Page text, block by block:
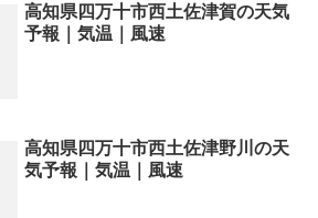
高知県四万十市西土佐津賀の天気
予報｜気温｜風速
高知県四万十市西土佐津野川の天
気予報｜気温｜風速